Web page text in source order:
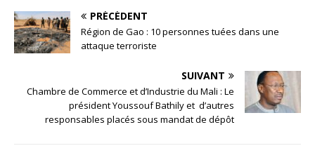
PRÉCÉDENT
Région de Gao : 10 personnes tuées dans une
attaque terroriste
SUIVANT
Chambre de Commerce et d’Industrie du Mali : Le
président Youssouf Bathily et d’autres
responsables placés sous mandat de dépôt